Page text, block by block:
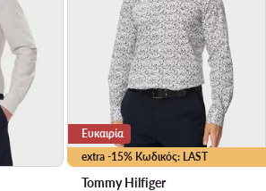
extra -15% Κωδικός: LAST
Ευκαιρία
Tommy Hilfiger